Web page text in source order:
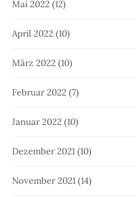
Mai 2022 (12)
April 2022 (10)
März 2022 (10)
Februar 2022 (7)
Januar 2022 (10)
Dezember 2021 (10)
November 2021 (14)